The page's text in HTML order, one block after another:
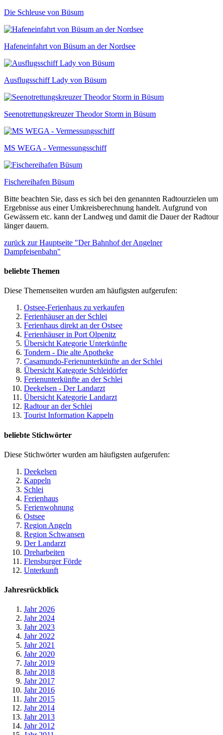
Die Schleuse von Büsum
Hafeneinfahrt von Büsum an der Nordsee
Ausflugsschiff Lady von Büsum
Seenotrettungskreuzer Theodor Storm in Büsum
MS WEGA - Vermessungsschiff
Fischereihafen Büsum
Bitte beachten Sie, dass es sich bei den genannten Radtourzielen um
Ergebnisse aus einer Umkreisberechnung handelt. Aufgrund von
Gewässern etc. kann der Landweg und damit die Dauer der Radtour
länger dauern.
zurück zur Hauptseite "Der Bahnhof der Angelner
Dampfeisenbahn"
beliebte Themen
Diese Themenseiten wurden am häufigsten aufgerufen:
Ostsee-Ferienhaus zu verkaufen
Ferienhäuser an der Schlei
Ferienhaus direkt an der Ostsee
Ferienhäuser in Port Olpenitz
Übersicht Kategorie Unterkünfte
Tondern - Die alte Apotheke
Casamundo-Ferienunterkünfte an der Schlei
Übersicht Kategorie Schleidörfer
Ferienunterkünfte an der Schlei
Deekelsen - Der Landarzt
Übersicht Kategorie Landarzt
Radtour an der Schlei
Tourist Information Kappeln
beliebte Stichwörter
Diese Stichwörter wurden am häufigsten aufgerufen:
Deekelsen
Kappeln
Schlei
Ferienhaus
Ferienwohnung
Ostsee
Region Angeln
Region Schwansen
Der Landarzt
Dreharbeiten
Flensburger Förde
Unterkunft
Jahresrückblick
Jahr 2026
Jahr 2024
Jahr 2023
Jahr 2022
Jahr 2021
Jahr 2020
Jahr 2019
Jahr 2018
Jahr 2017
Jahr 2016
Jahr 2015
Jahr 2014
Jahr 2013
Jahr 2012